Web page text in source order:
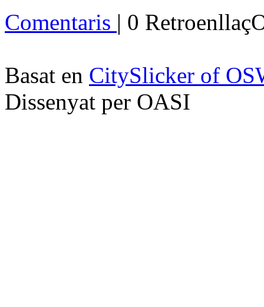
Comentaris | 0
Basat en CitySlicker of
Dissenyat per OASI